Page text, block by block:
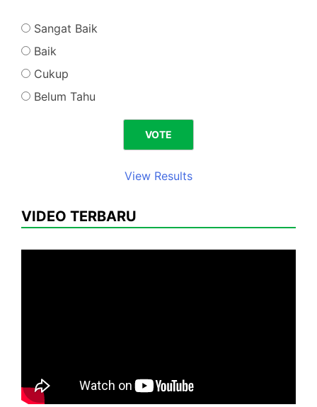
Sangat Baik
Baik
Cukup
Belum Tahu
View Results
VIDEO TERBARU